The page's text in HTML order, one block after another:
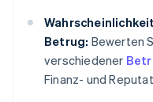
Betrug: Bewerten
verschiedener
Finanz- und